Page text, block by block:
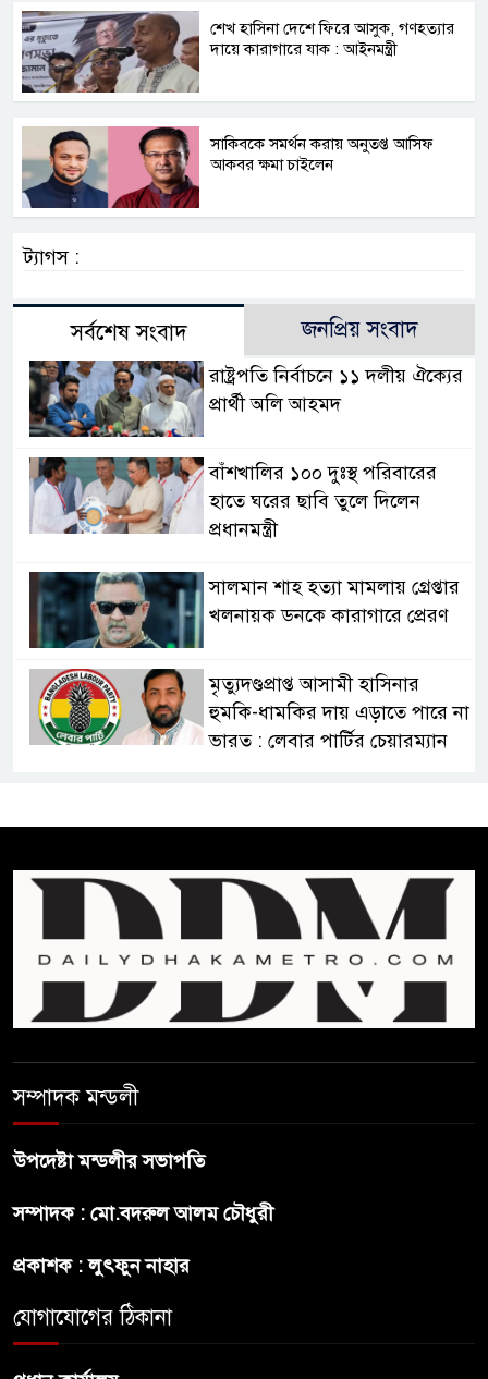
শেখ হাসিনা দেশে ফিরে আসুক, গণহত্যার
দায়ে কারাগারে যাক : আইনমন্ত্রী
সাকিবকে সমর্থন করায় অনুতপ্ত আসিফ
আকবর ক্ষমা চাইলেন
ট্যাগস :
সর্বশেষ সংবাদ জনপ্রিয় সংবাদ
রাষ্ট্রপতি নির্বাচনে ১১ দলীয় ঐক্যের
প্রার্থী অলি আহমদ
বাঁশখালির ১০০ দুঃস্থ পরিবারের
হাতে ঘরের ছাবি তুলে দিলেন
প্রধানমন্ত্রী
সালমান শাহ হত্যা মামলায় গ্রেপ্তার
খলনায়ক ডনকে কারাগারে প্রেরণ
মৃত্যুদণ্ডপ্রাপ্ত আসামী হাসিনার
হুমকি-ধামকির দায় এড়াতে পারে না
ভারত : লেবার পার্টির চেয়ারম্যান
রাজসাক্ষী রিজভীর বক্তব্যে ক্ষুব্ধ
হাওর ও জলাভূমিতে মা মাছ
সংরক্ষিত রাখার পরিকল্পনা নিচ্ছে
সরকার
সোমবার সকাল ১০টায় এসএসসি
সম্পাদক মন্ডলী
উপদেষ্টা মন্ডলীর সভাপতি
সম্পাদক : মো.বদরুল আলম চৌধুরী
প্রকাশক : লুৎফুন নাহার
যোগাযোগের ঠিকানা